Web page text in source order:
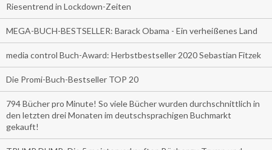
Riesentrend in Lockdown-Zeiten
MEGA-BUCH-BESTSELLER: Barack Obama - Ein verheißenes Land
media control Buch-Award: Herbstbestseller 2020 Sebastian Fitzek
Die Promi-Buch-Bestseller TOP 20
794 Bücher pro Minute! So viele Bücher wurden durchschnittlich in
den letzten drei Monaten im deutschsprachigen Buchmarkt
gekauft!